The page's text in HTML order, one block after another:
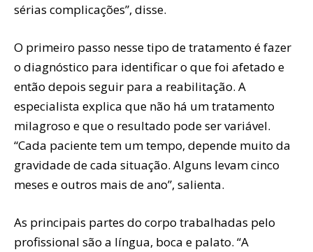
sérias complicações”, disse.
O primeiro passo nesse tipo de tratamento é fazer
o diagnóstico para identificar o que foi afetado e
então depois seguir para a reabilitação. A
especialista explica que não há um tratamento
milagroso e que o resultado pode ser variável.
“Cada paciente tem um tempo, depende muito da
gravidade de cada situação. Alguns levam cinco
meses e outros mais de ano”, salienta.
As principais partes do corpo trabalhadas pelo
profissional são a língua, boca e palato. “A